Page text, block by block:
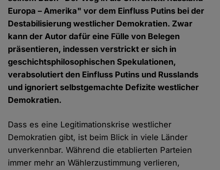
Europa – Amerika" vor dem Einfluss Putins bei der
Destabilisierung westlicher Demokratien. Zwar
kann der Autor dafür eine Fülle von Belegen
präsentieren, indessen verstrickt er sich in
geschichtsphilosophischen Spekulationen,
verabsolutiert den Einfluss Putins und Russlands
und ignoriert selbstgemachte Defizite westlicher
Demokratien.
Dass es eine Legitimationskrise westlicher
Demokratien gibt, ist beim Blick in viele Länder
unverkennbar. Während die etablierten Parteien
immer mehr an Wählerzustimmung verlieren,